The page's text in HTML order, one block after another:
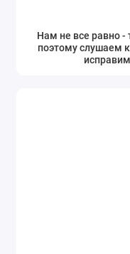
Нам не все равно -
поэтому слушаем